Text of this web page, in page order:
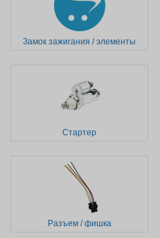
Замок зажигания / элементы
Стартер
Разъем / фишка